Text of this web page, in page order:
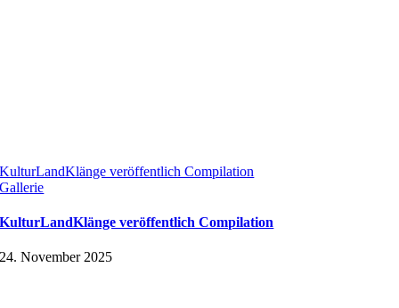
KulturLandKlänge veröffentlich Compilation
Gallerie
KulturLandKlänge veröffentlich Compilation
24. November 2025